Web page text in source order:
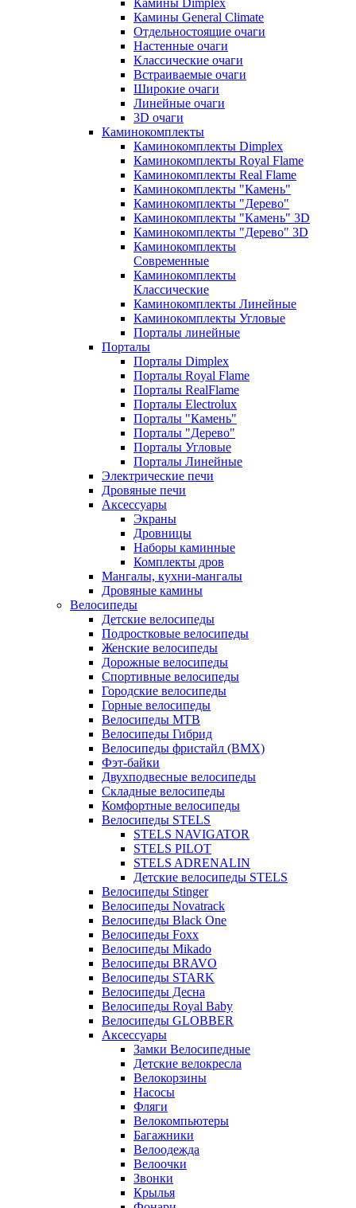
Камины Dimplex
Камины General Climate
Отдельностоящие очаги
Настенные очаги
Классические очаги
Встраиваемые очаги
Широкие очаги
Линейные очаги
3D очаги
Каминокомплекты
Каминокомплекты Dimplex
Каминокомплекты Royal Flame
Каминокомплекты Real Flame
Каминокомплекты "Камень"
Каминокомплекты "Дерево"
Каминокомплекты "Камень" 3D
Каминокомплекты "Дерево" 3D
Каминокомплекты
Современные
Каминокомплекты
Классические
Каминокомплекты Линейные
Каминокомплекты Угловые
Порталы линейные
Порталы
Порталы Dimplex
Порталы Royal Flame
Порталы RealFlame
Порталы Electrolux
Порталы "Камень"
Порталы "Дерево"
Порталы Угловые
Порталы Линейные
Электрические печи
Дровяные печи
Аксессуары
Экраны
Дровницы
Наборы каминные
Комплекты дров
Мангалы, кухни-мангалы
Дровяные камины
Велосипеды
Детские велосипеды
Подростковые велосипеды
Женские велосипеды
Дорожные велосипеды
Спортивные велосипеды
Городские велосипеды
Горные велосипеды
Велосипеды MTB
Велосипеды Гибрид
Велосипеды фристайл (BMX)
Фэт-байки
Двухподвесные велосипеды
Складные велосипеды
Комфортные велосипеды
Велосипеды STELS
STELS NAVIGATOR
STELS PILOT
STELS ADRENALIN
Детские велосипеды STELS
Велосипеды Stinger
Велосипеды Novatrack
Велосипеды Black One
Велосипеды Foxx
Велосипеды Mikado
Велосипеды BRAVO
Велосипеды STARK
Велосипеды Десна
Велосипеды Royal Baby
Велосипеды GLOBBER
Аксессуары
Замки Велосипедные
Детские велокресла
Велокорзины
Насосы
Фляги
Велокомпьютеры
Багажники
Велоодежда
Велоочки
Звонки
Крылья